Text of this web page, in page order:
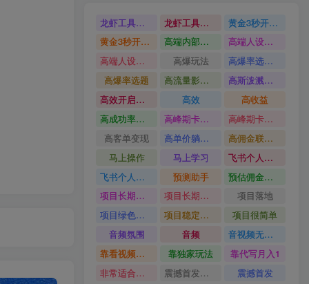
龙虾工具完整部署教学图文视频理财多赛道AI变现 龙虾工具完整部署教学
黄金3秒开头与标题海报玩法六大运营硬核技能高效变现
黄金3秒开头与标题海报玩法
高端内部魔灵召唤挂G打金
高端人设搭建积累客户信任图文剪辑谈单转化实操教学
高端人设搭建积累客户信任
高爆玩法
高爆率选题方法
高爆率选题
高流量影视片
高斯泼溅与游戏化交互课程
高效开启跨境賺钱新通道
高效
高收益
高成功率爆款全流程打法
高峰期卡顿利润被抽干私域直播核心痛点解析
高峰期卡顿利润被抽干
高客单变现
高单价躺賺玩法
高佣金联盟课
马上操作
马上学习
飞书个人版100G注册教程无需额外扩容
飞书个人版100G注册教程
预测助手
预估佣金有2200
项目长期稳定宝妈上班族既能兼职增收
项目长期稳定
项目落地
项目绿色长久
项目稳定落地两年以上
项目很简单
音频氛围
音频
音视频无损切割剪辑神器
靠看视频就能在YouTube上賺到钱
靠独家玩法
靠代写月入1
非常适合小白快速上手
震撼首发小白利用电脑做游戏搬砖
震撼首发